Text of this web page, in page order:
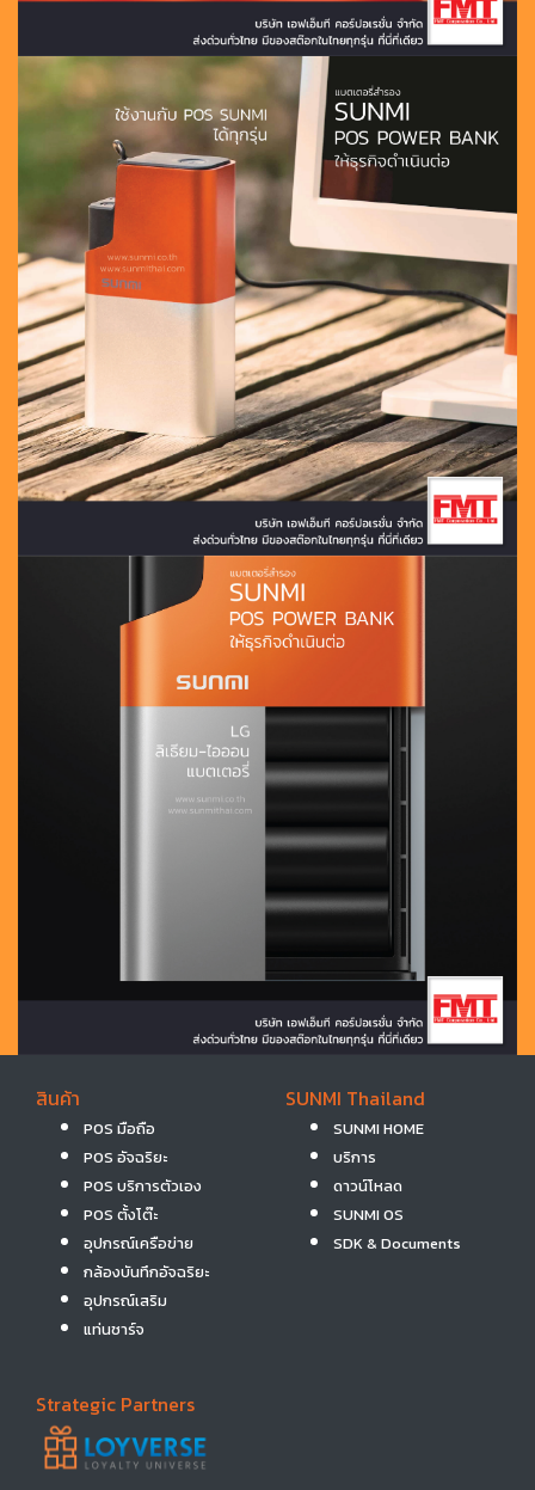
สินค้า
POS มือถือ
POS อัจฉริยะ
POS บริการตัวเอง
POS ตั้งโต๊ะ
อุปกรณ์เครือข่าย
กล้องบันทึกอัจฉริยะ
อุปกรณ์เสริม
แท่นชาร์จ
SUNMI Thailand
SUNMI HOME
บริการ
ดาวน์โหลด
SUNMI OS
SDK & Documents
Strategic Partners